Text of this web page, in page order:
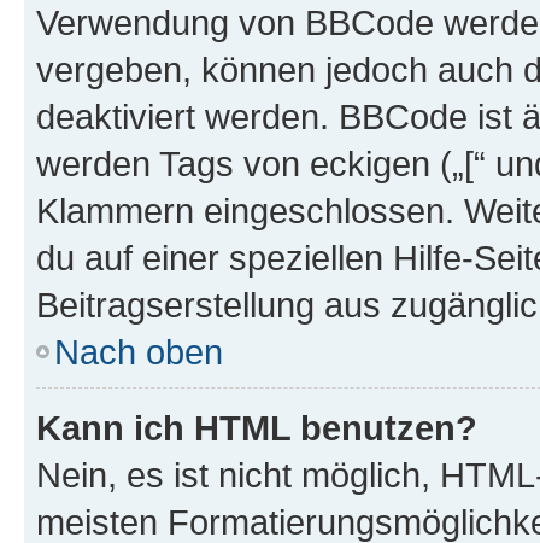
Verwendung von BBCode
vergeben, können jedoch auch
deaktiviert werden. BBCode ist
werden Tags von eckigen („[“
Klammern eingeschlossen.
du auf einer speziellen Hilfe-
Beitragserstellung aus
Nach oben
Kann ich HTML benutzen?
Nein, es ist nicht möglich,
meisten